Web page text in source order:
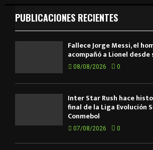
PUBLICACIONES RECIENTES
Fallece Jorge Messi, el
acompañó a Lionel desde
08/08/2026 0
Inter Star Rush hace
final de la Liga Evolución
Conmebol
07/08/2026 0